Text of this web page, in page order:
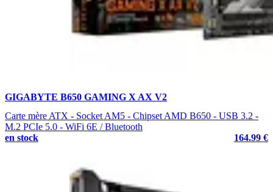
GIGABYTE B650 GAMING X AX V2
Carte mère ATX - Socket AM5 - Chipset AMD B650 - USB 3.2 -
M.2 PCIe 5.0 - WiFi 6E / Bluetooth
en stock
164.99 €